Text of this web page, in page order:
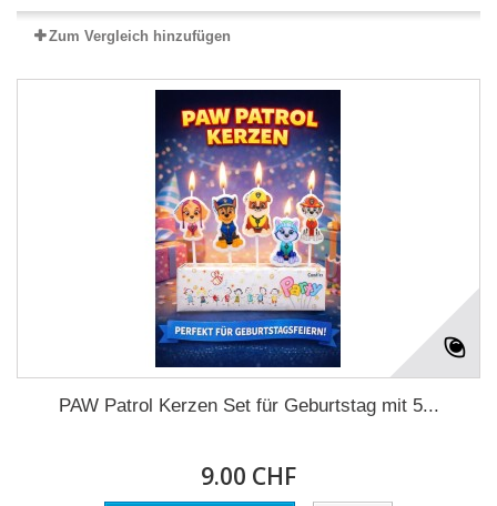
Zum Vergleich hinzufügen
PAW Patrol Kerzen Set für Geburtstag mit 5...
9.00 CHF